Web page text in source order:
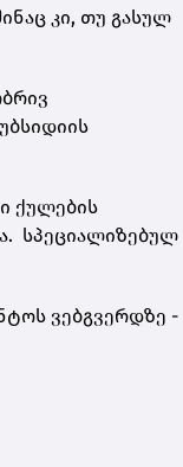
კი, თუ გასულ
ქულების
სპეციალიზებულ
ვებგვერდზე -